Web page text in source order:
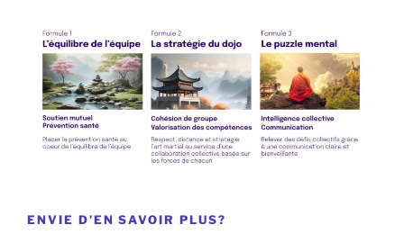
ENVIE D’EN SAVOIR PLUS?